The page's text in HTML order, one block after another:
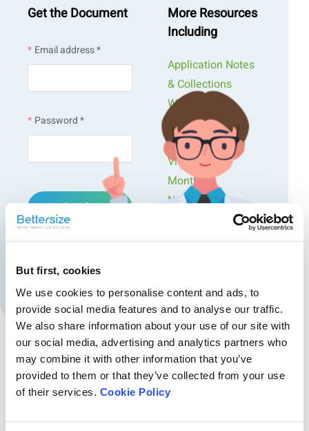
But first, cookies
We use cookies to personalise content and ads, to
provide social media features and to analyse our traffic.
We also share information about your use of our site with
our social media, advertising and analytics partners who
may combine it with other information that you’ve
provided to them or that they’ve collected from your use
of their services. Cookie Policy
Batteries et énergie
Exemple :
Cathodes et anodes de batteries
Types de mesures :
Taille des particulesForme des particules
Caractéristiques de la poudre
Mesure par des technologies :
Diffraction laserDiffusion dynamique de la lumière
Analyse d'image Caractérisation des poudres
Get the Document
Email address *
Password *
Login
Create an account
More Resources
Including
Application Notes
& Collections
Webinars &
Workshops
Presentations &
Videos
Monthly
Newsletters
Exclusive Events...
Recommended articles
Caractérisation de la préparation du Dextran de Fer